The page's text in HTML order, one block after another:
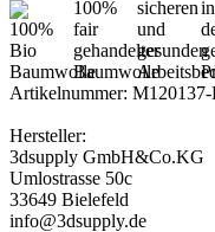
Artikelnummer:
Hersteller:
3dsupply GmbH&Co.KG
Umlostrasse 50c
33649 Bielefeld
info@3dsupply.de